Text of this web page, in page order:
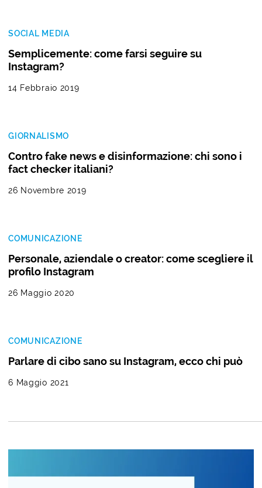
SOCIAL MEDIA
Semplicemente: come farsi seguire su
Instagram?
14 Febbraio 2019
GIORNALISMO
Contro fake news e disinformazione: chi sono i
fact checker italiani?
26 Novembre 2019
COMUNICAZIONE
Personale, aziendale o creator: come scegliere il
profilo Instagram
26 Maggio 2020
COMUNICAZIONE
Parlare di cibo sano su Instagram, ecco chi può
6 Maggio 2021